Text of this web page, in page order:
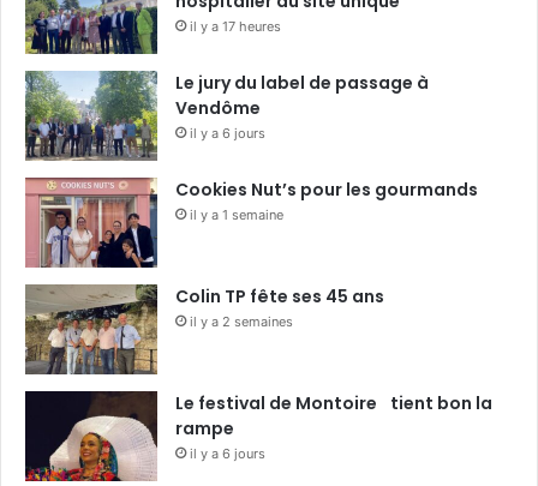
il y a 17 heures
Le jury du label de passage à
Vendôme
il y a 6 jours
Cookies Nut’s pour les gourmands
il y a 1 semaine
Colin TP fête ses 45 ans
il y a 2 semaines
Le festival de Montoire tient bon la
rampe
il y a 6 jours